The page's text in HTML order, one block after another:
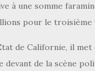
à une somme
pour le troisième
de Californie, il
devant de la scène